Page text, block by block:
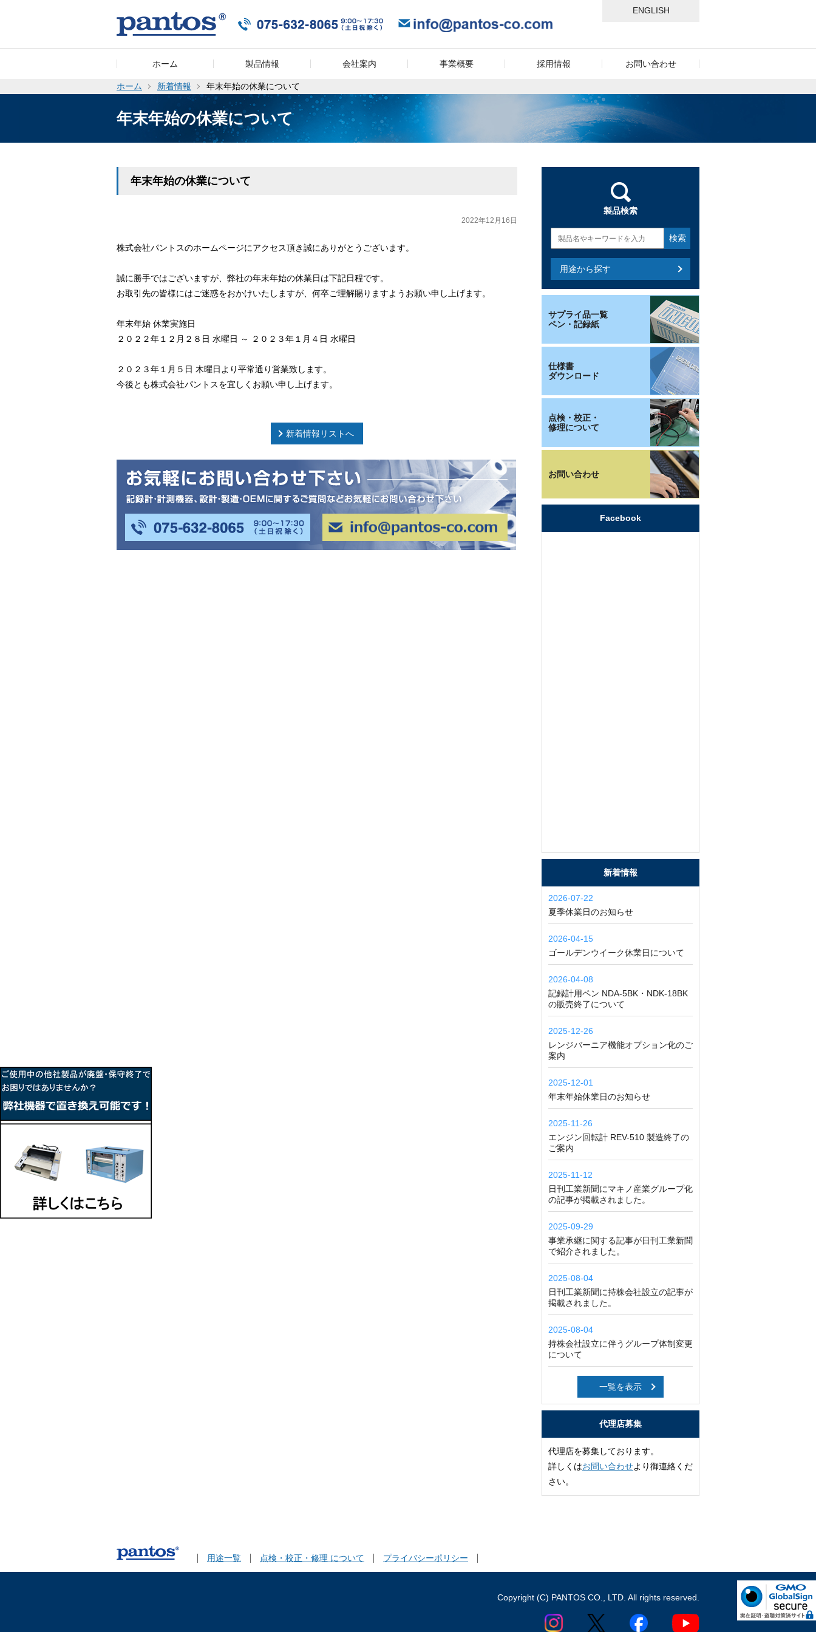
ENGLISH
ホーム 製品情報 会社案内 事業概要 採用情報 お問い合わせ
年末年始の休業について
ホーム 新着情報 年末年始の休業について
年末年始の休業について
2022年12月16日
株式会社パントスのホームページにアクセス頂き誠にありがとうございます。
誠に勝手ではございますが、弊社の年末年始の休業日は下記日程です。
お取引先の皆様にはご迷惑をおかけいたしますが、何卒ご理解賜りますようお願い申し上げます。
年末年始 休業実施日
２０２２年１２月２８日 水曜日 ～ ２０２３年１月４日 水曜日
２０２３年１月５日 木曜日より平常通り営業致します。
今後とも株式会社パントスを宜しくお願い申し上げます。
新着情報リストへ
製品検索
用途から探す
サプライ品一覧
ペン・記録紙
仕様書
ダウンロード
点検・校正・
修理について
お問い合わせ
Facebook
新着情報
2026-07-22
夏季休業日のお知らせ
2026-04-15
ゴールデンウイーク休業日について
2026-04-08
記録計用ペン NDA-5BK・NDK-18BK
の販売終了について
2025-12-26
レンジバーニア機能オプション化のご
案内
2025-12-01
年末年始休業日のお知らせ
2025-11-26
エンジン回転計 REV-510 製造終了の
ご案内
2025-11-12
日刊工業新聞にマキノ産業グループ化
の記事が掲載されました。
2025-09-29
事業承継に関する記事が日刊工業新聞
で紹介されました。
2025-08-04
日刊工業新聞に持株会社設立の記事が
掲載されました。
2025-08-04
持株会社設立に伴うグループ体制変更
について
一覧を表示
代理店募集
代理店を募集しております。
詳しくはお問い合わせより御連絡くだ
さい。
用途一覧 点検・校正・修理 について プライバシーポリシー
Copyright (C) PANTOS CO., LTD. All rights reserved.